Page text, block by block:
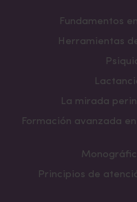
Fundamentos
Herramientas
La mirada
Formación avanzada
Principios de